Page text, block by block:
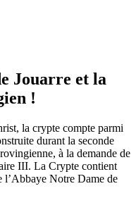
Jouarre et la
!
la crypte compte parmi
durant la seconde
à la demande de
III. La Crypte contient
l’Abbaye Notre Dame de